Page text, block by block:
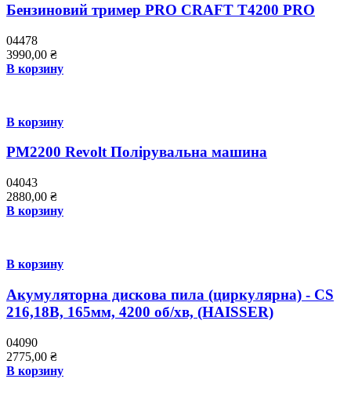
Бензиновий тример PRO СRAFT Т4200 PRO
04478
3990,00 ₴
В корзину
В корзину
PM2200 Revolt Полірувальна машина
04043
2880,00 ₴
В корзину
В корзину
Акумуляторна дискова пила (циркулярна) - CS
216,18В, 165мм, 4200 об/хв, (HAISSER)
04090
2775,00 ₴
В корзину